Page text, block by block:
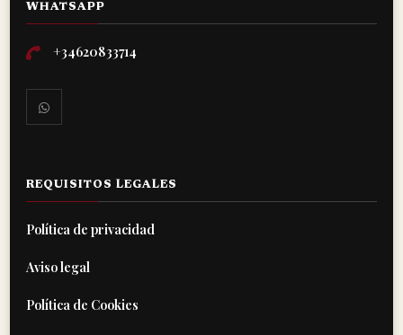
WHATSAPP
+34620833714
REQUISITOS LEGALES
Política de privacidad
Aviso legal
Política de Cookies